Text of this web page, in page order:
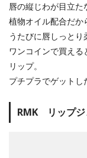
唇の縦じわが目立た
植物オイル配合だか
うたびに唇しっとり
ワンコインで買え
リップ。
プチプラでゲットし
RMK リップジ